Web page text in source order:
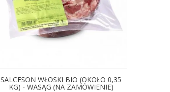
SALCESON WŁOSKI BIO (OKOŁO 0,35
KG) - WASĄG (NA ZAMÓWIENIE)